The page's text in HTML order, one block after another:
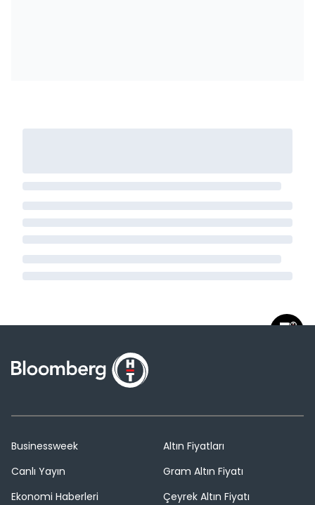
Businessweek
Canlı Yayın
Ekonomi Haberleri
Altın Fiyatları
Gram Altın Fiyatı
Çeyrek Altın Fiyatı